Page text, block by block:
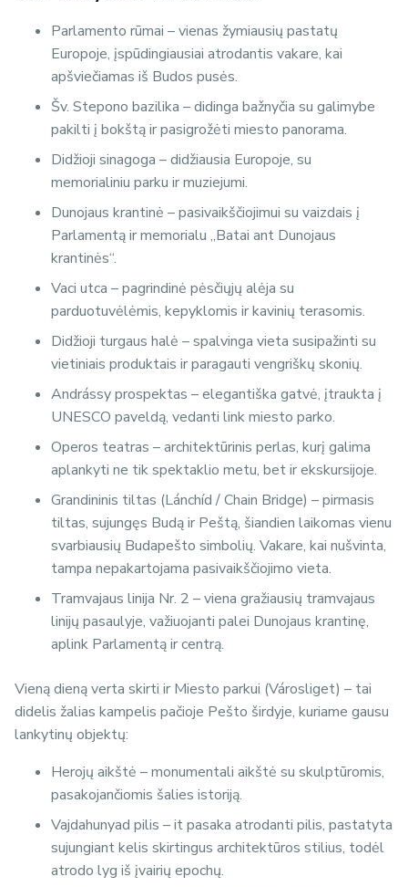
Parlamento rūmai – vienas žymiausių pastatų
Europoje, įspūdingiausiai atrodantis vakare, kai
apšviečiamas iš Budos pusės.
Šv. Stepono bazilika – didinga bažnyčia su galimybe
pakilti į bokštą ir pasigrožėti miesto panorama.
Didžioji sinagoga – didžiausia Europoje, su
memorialiniu parku ir muziejumi.
Dunojaus krantinė – pasivaikščiojimui su vaizdais į
Parlamentą ir memorialu „Batai ant Dunojaus
krantinės“.
Vaci utca – pagrindinė pėsčiųjų alėja su
parduotuvėlėmis, kepyklomis ir kavinių terasomis.
Didžioji turgaus halė – spalvinga vieta susipažinti su
vietiniais produktais ir paragauti vengriškų skonių.
Andrássy prospektas – elegantiška gatvė, įtraukta į
UNESCO paveldą, vedanti link miesto parko.
Operos teatras – architektūrinis perlas, kurį galima
aplankyti ne tik spektaklio metu, bet ir ekskursijoje.
Grandininis tiltas (Lánchíd / Chain Bridge) – pirmasis
tiltas, sujungęs Budą ir Peštą, šiandien laikomas vienu
svarbiausių Budapešto simbolių. Vakare, kai nušvinta,
tampa nepakartojama pasivaikščiojimo vieta.
Tramvajaus linija Nr. 2 – viena gražiausių tramvajaus
linijų pasaulyje, važiuojanti palei Dunojaus krantinę,
aplink Parlamentą ir centrą.
Vieną dieną verta skirti ir Miesto parkui (Városliget) – tai
didelis žalias kampelis pačioje Pešto širdyje, kuriame gausu
lankytinų objektų:
Herojų aikštė – monumentali aikštė su skulptūromis,
pasakojančiomis šalies istoriją.
Vajdahunyad pilis – it pasaka atrodanti pilis, pastatyta
sujungiant kelis skirtingus architektūros stilius, todėl
atrodo lyg iš įvairių epochų.